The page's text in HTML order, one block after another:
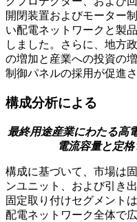
開閉装置およびモーター
い配電ネットワークと製
しました。さらに、地方
の増加と産業への投資の
制御パネルの採用が促進
構成分析による
最終用途産業にわたる高
電流容量と定
構成に基づいて、市場は
ンユニット、および引き
固定取り付けセグメント
配電ネットワーク全体で